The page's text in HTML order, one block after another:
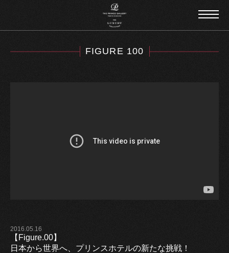
FIGURE 100
2016.05.16
【Figure.00】
日本から世界へ、プリンスホテルの新たな挑戦！